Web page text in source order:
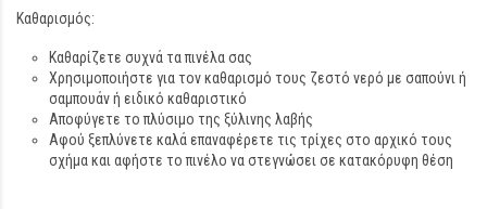
Καθαρισμός:
Καθαρίζετε συχνά τα πινέλα σας
Χρησιμοποιήστε για τον καθαρισμό τους ζεστό νερό με σαπούνι ή
σαμπουάν ή ειδικό καθαριστικό
Αποφύγετε το πλύσιμο της ξύλινης λαβής
Αφού ξεπλύνετε καλά επαναφέρετε τις τρίχες στο αρχικό τους
σχήμα και αφήστε το πινέλο να στεγνώσει σε κατακόρυφη θέση